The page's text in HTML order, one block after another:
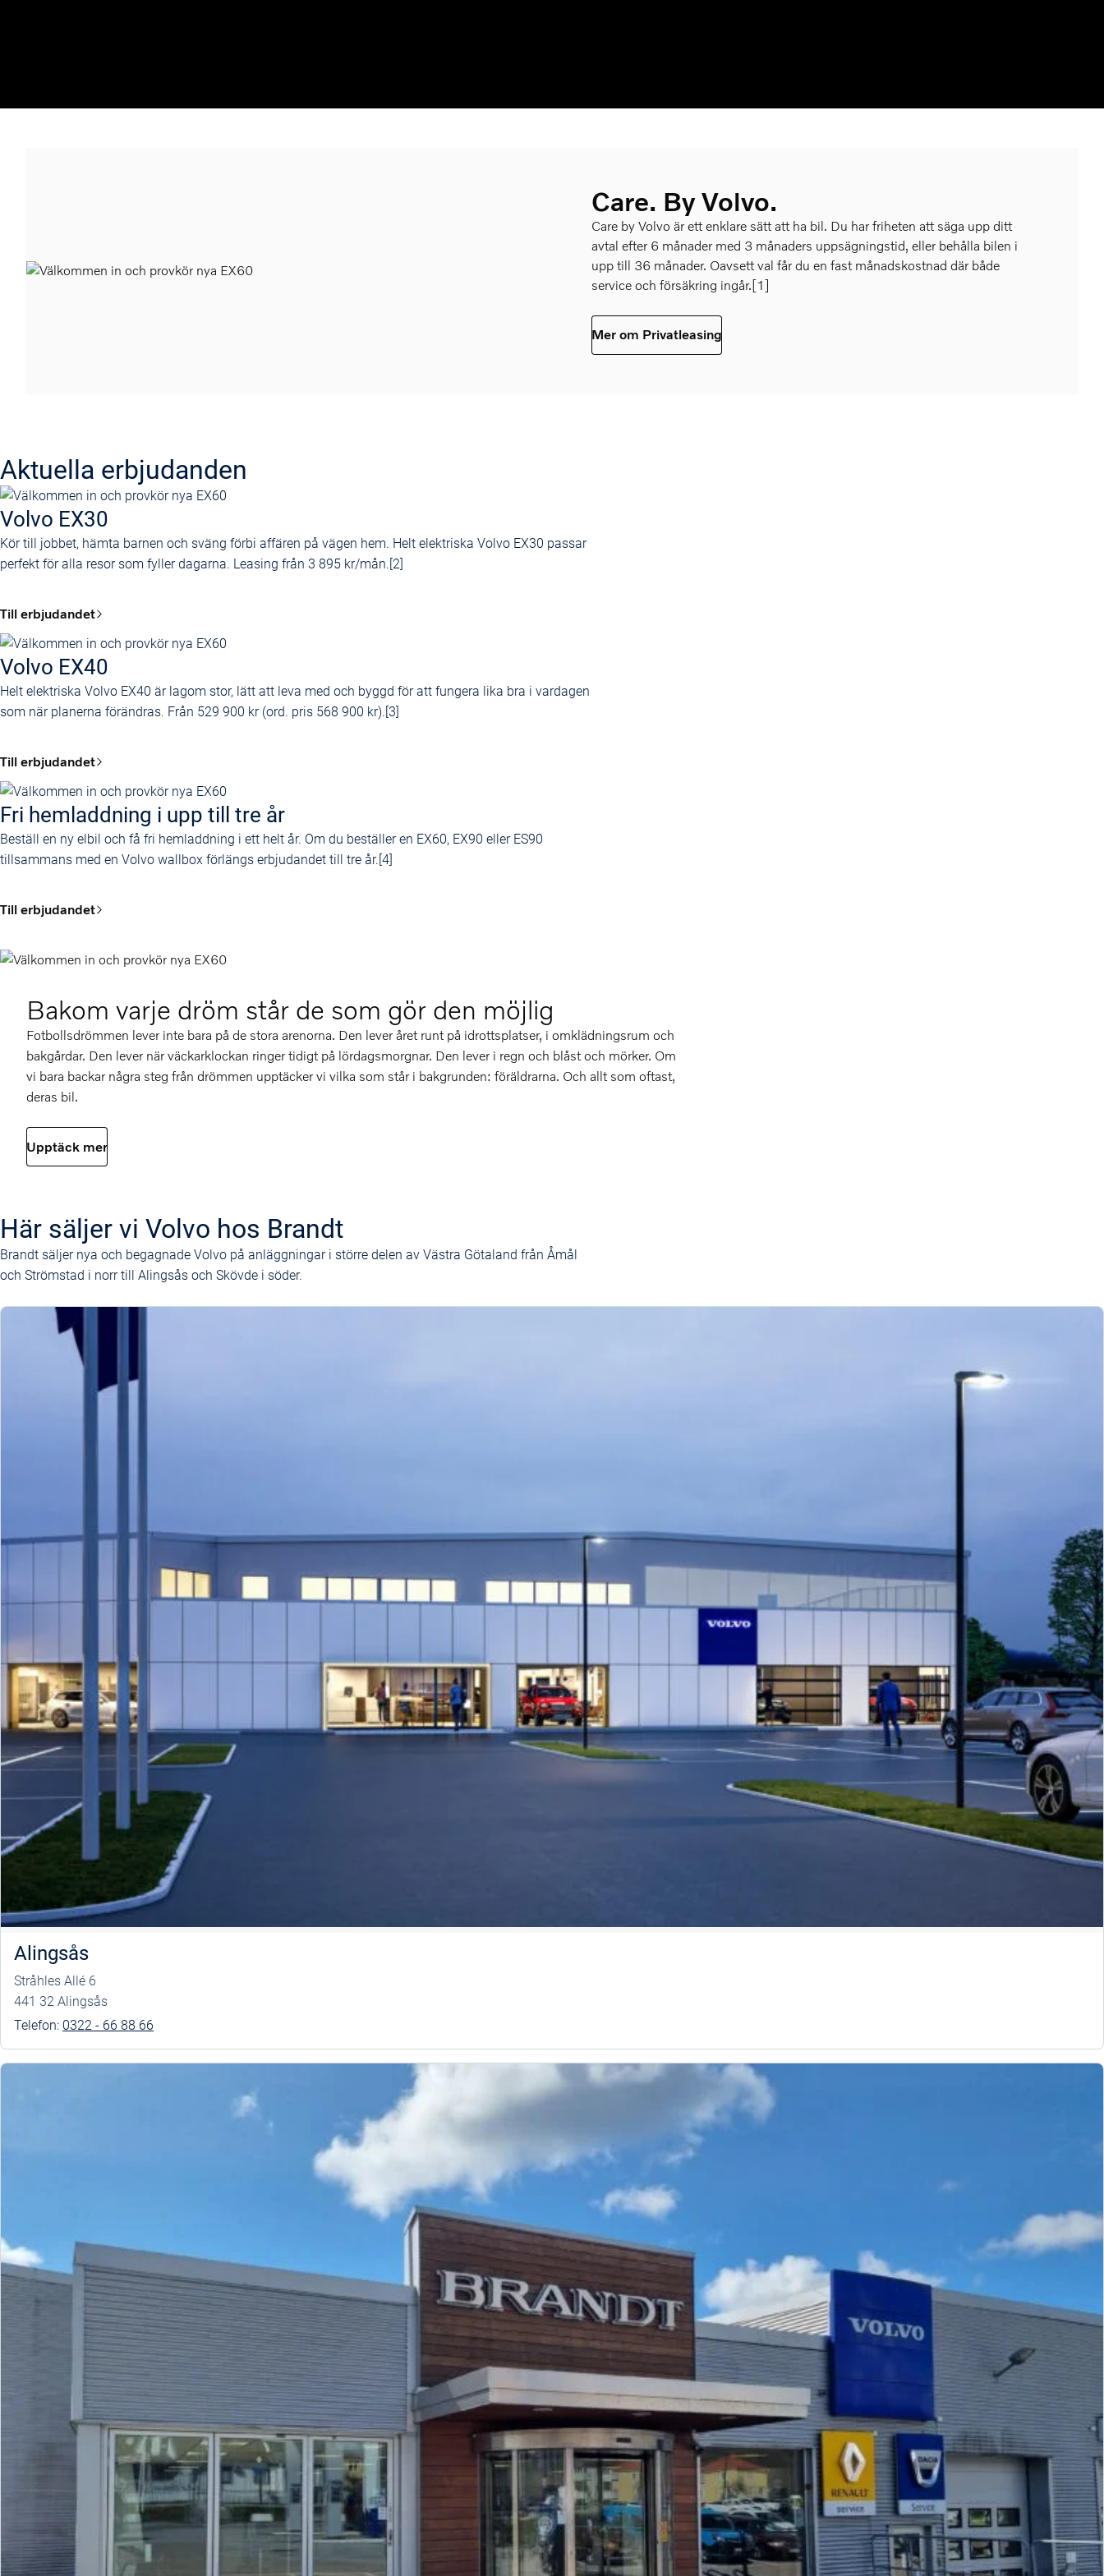
Care. By Volvo.
Care by Volvo är ett enklare sätt att ha bil. Du har friheten att säga upp ditt
avtal efter 6 månader med 3 månaders uppsägningstid, eller behålla bilen i
upp till 36 månader. Oavsett val får du en fast månadskostnad där både
service och försäkring ingår.[1]
Mer om Privatleasing
Aktuella erbjudanden
Volvo EX30
Kör till jobbet, hämta barnen och sväng förbi affären på vägen hem. Helt elektriska Volvo EX30 passar
perfekt för alla resor som fyller dagarna. Leasing från 3 895 kr/mån.[2]
Till erbjudandet
Volvo EX40
Helt elektriska Volvo EX40 är lagom stor, lätt att leva med och byggd för att fungera lika bra i vardagen
som när planerna förändras. Från 529 900 kr (ord. pris 568 900 kr).[3]
Till erbjudandet
Fri hemladdning i upp till tre år
Beställ en ny elbil och få fri hemladdning i ett helt år. Om du beställer en EX60, EX90 eller ES90
tillsammans med en Volvo wallbox förlängs erbjudandet till tre år.[4]
Till erbjudandet
Bakom varje dröm står de som gör den möjlig
Fotbollsdrömmen lever inte bara på de stora arenorna. Den lever året runt på idrottsplatser, i omklädningsrum och
bakgårdar. Den lever när väckarklockan ringer tidigt på lördagsmorgnar. Den lever i regn och blåst och mörker. Om
vi bara backar några steg från drömmen upptäcker vi vilka som står i bakgrunden: föräldrarna. Och allt som oftast,
deras bil.
Upptäck mer
Här säljer vi Volvo hos Brandt
Brandt säljer nya och begagnade Volvo på anläggningar i större delen av Västra Götaland från Åmål
och Strömstad i norr till Alingsås och Skövde i söder.
Alingsås
Stråhles Allé 6
441 32 Alingsås
Telefon: 0322 - 66 88 66